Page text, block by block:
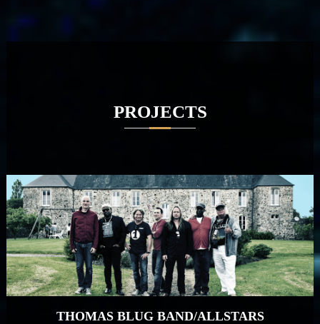
PROJECTS
THOMAS BLUG BAND/ALLSTARS